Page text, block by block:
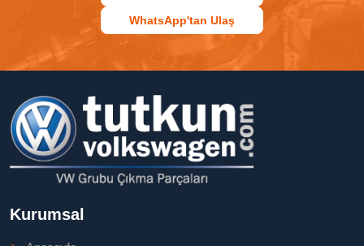
WhatsApp'tan Ulaş
Kurumsal